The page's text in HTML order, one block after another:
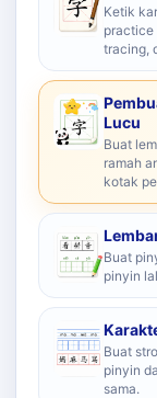
Ketik
practice
tracing,
Lucu
Buat
ramah
kotak
Buat
pinyin
Buat
pinyin
sama.